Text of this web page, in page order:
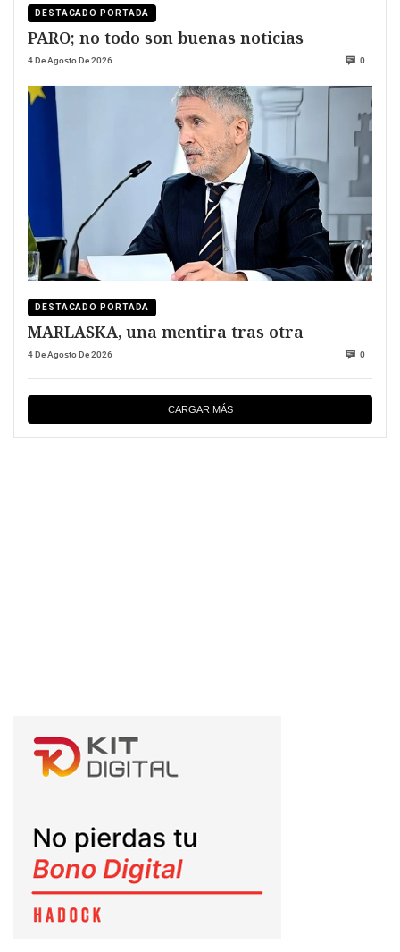
DESTACADO PORTADA
PARO; no todo son buenas noticias
4 De Agosto De 2026 0
DESTACADO PORTADA
MARLASKA, una mentira tras otra
4 De Agosto De 2026 0
CARGAR MÁS